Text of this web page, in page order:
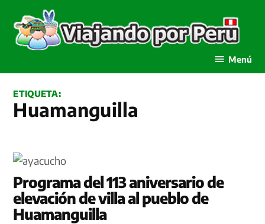
contenido
Menú
ETIQUETA:
Huamanguilla
Programa del 113 aniversario de
elevación de villa al pueblo de
Huamanguilla